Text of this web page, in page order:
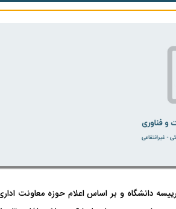
دانشگاه و بر اساس اعلام حوزه معاونت